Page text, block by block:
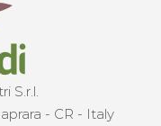
S.r.l.
- CR - Italy